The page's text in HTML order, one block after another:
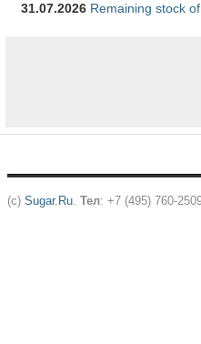
31.07.2026 Remaining stock
(c) Sugar.Ru. Тел: +7 (495) 760-